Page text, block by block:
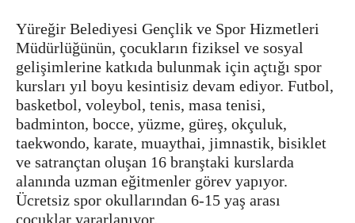
Yüreğir Belediyesi Gençlik ve Spor Hizmetleri
Müdürlüğünün, çocukların fiziksel ve sosyal
gelişimlerine katkıda bulunmak için açtığı spor
kursları yıl boyu kesintisiz devam ediyor. Futbol,
basketbol, voleybol, tenis, masa tenisi,
badminton, bocce, yüzme, güreş, okçuluk,
taekwondo, karate, muaythai, jimnastik, bisiklet
ve satrançtan oluşan 16 branştaki kurslarda
alanında uzman eğitmenler görev yapıyor.
Ücretsiz spor okullarından 6-15 yaş arası
çocuklar yararlanıyor.